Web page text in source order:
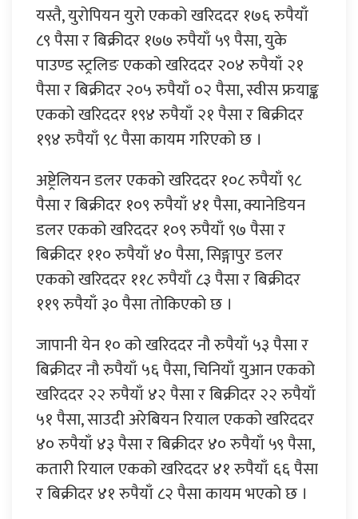
यस्तै, युरोपियन युरो एकको खरिददर १७६ रुपैयाँ
८९ पैसा र बिक्रीदर १७७ रुपैयाँ ५९ पैसा, युके
पाउण्ड स्ट्रलिङ एकको खरिददर २०४ रुपैयाँ २१
पैसा र बिक्रीदर २०५ रुपैयाँ ०२ पैसा, स्वीस फ्रयाङ्क
एकको खरिददर १९४ रुपैयाँ २१ पैसा र बिक्रीदर
१९४ रुपैयाँ ९८ पैसा कायम गरिएको छ ।
अष्ट्रेलियन डलर एकको खरिददर १०८ रुपैयाँ ९८
पैसा र बिक्रीदर १०९ रुपैयाँ ४१ पैसा, क्यानेडियन
डलर एकको खरिददर १०९ रुपैयाँ ९७ पैसा र
बिक्रीदर ११० रुपैयाँ ४० पैसा, सिङ्गापुर डलर
एकको खरिददर ११८ रुपैयाँ ८३ पैसा र बिक्रीदर
११९ रुपैयाँ ३० पैसा तोकिएको छ ।
जापानी येन १० को खरिददर नौ रुपैयाँ ५३ पैसा र
बिक्रीदर नौ रुपैयाँ ५६ पैसा, चिनियाँ युआन एकको
खरिददर २२ रुपैयाँ ४२ पैसा र बिक्रीदर २२ रुपैयाँ
५१ पैसा, साउदी अरेबियन रियाल एकको खरिददर
४० रुपैयाँ ४३ पैसा र बिक्रीदर ४० रुपैयाँ ५९ पैसा,
कतारी रियाल एकको खरिददर ४१ रुपैयाँ ६६ पैसा
र बिक्रीदर ४१ रुपैयाँ ८२ पैसा कायम भएको छ ।